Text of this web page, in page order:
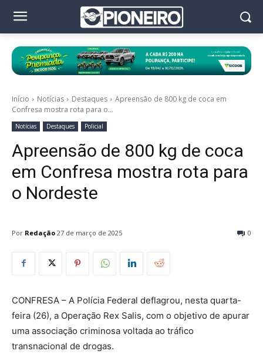
Início Notícias Destaques
Apreensão de 800 kg de coca em
Confresa mostra rota para o...
Notícias Destaques Policial
Apreensão de 800 kg de coca
em Confresa mostra rota para
o Nordeste
Por Redação 0
27 de março de 2025
CONFRESA – A Polícia Federal deflagrou, nesta quarta-
feira (26), a Operação Rex Salis, com o objetivo de apurar
uma associação criminosa voltada ao tráfico
transnacional de drogas.